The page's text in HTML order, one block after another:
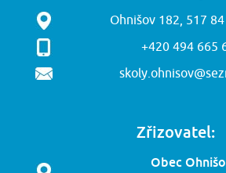
Ohnišov 182, 517
+420 494 665
Zřizovatel:
Obec